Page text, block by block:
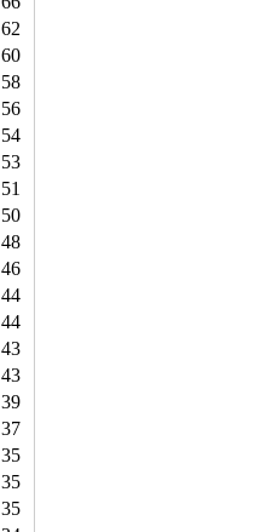
62
60
58
56
54
53
51
50
48
46
44
44
43
43
39
37
35
35
35